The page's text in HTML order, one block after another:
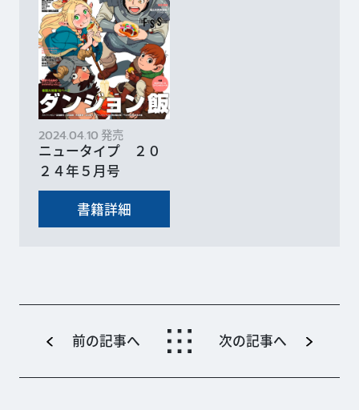
2024.04.10 発売
ニュータイプ ２０
２４年５月号
書籍詳細
前の記事へ 次の記事へ